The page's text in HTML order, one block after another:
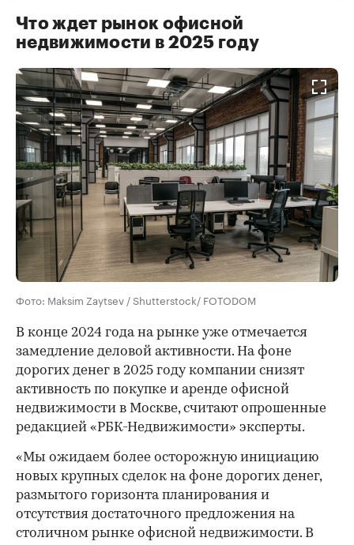
Что ждет рынок офисной
недвижимости в 2025 году
Фото: Maksim Zaytsev / Shutterstock/ FOTODOM
В конце 2024 года на рынке уже отмечается
замедление деловой активности. На фоне
дорогих денег в 2025 году компании снизят
активность по покупке и аренде офисной
недвижимости в Москве, считают опрошенные
редакцией «РБК-Недвижимости» эксперты.
«Мы ожидаем более осторожную инициацию
новых крупных сделок на фоне дорогих денег,
размытого горизонта планирования и
отсутствия достаточного предложения на
столичном рынке офисной недвижимости. В